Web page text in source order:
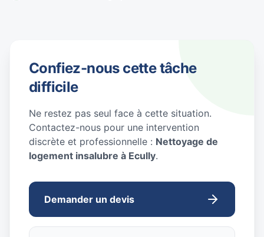
Confiez-nous cette tâche
difficile
Ne restez pas seul face à cette situation.
Contactez-nous pour une intervention
discrète et professionnelle : Nettoyage de
logement insalubre à Ecully.
Demander un devis